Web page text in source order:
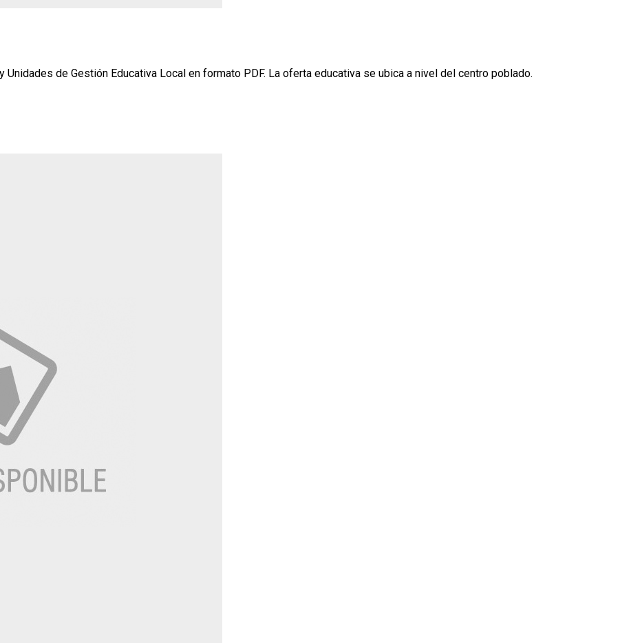
de Gestión Educativa Local en formato PDF. La oferta educativa se ubica a nivel del centro poblado.